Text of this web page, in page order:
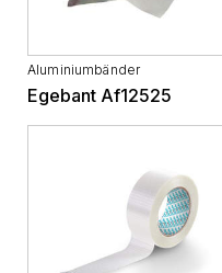
Aluminiumbänder
Egebant Af12525